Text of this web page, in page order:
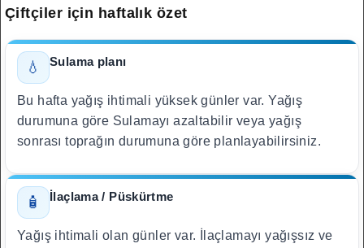
Çiftçiler için haftalık özet
💧 Sulama planı
Bu hafta yağış ihtimali yüksek günler var. Yağış
durumuna göre Sulamayı azaltabilir veya yağış
sonrası toprağın durumuna göre planlayabilirsiniz.
🧴 İlaçlama / Püskürtme
Yağış ihtimali olan günler var. İlaçlamayı yağışsız ve